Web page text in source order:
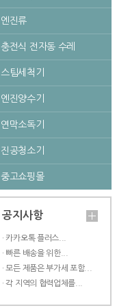
엔진류
충전식 전자동 수레
스팀세척기
엔진양수기
연막소독기
진공청소기
중고쇼핑몰
공지사항
· 카카오톡 플러스...
· 빠른 배송을 위한...
· 모든 제품은 부가세 포함...
· 각 지역의 협력업체를...